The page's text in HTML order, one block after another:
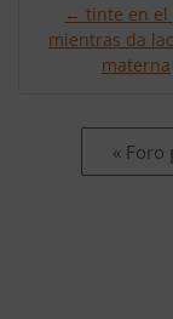
← tinte en el
mientras da
materna
« Foro